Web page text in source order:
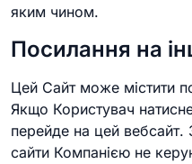
яким чином.
Посилання на
Цей Сайт може містити
Якщо Користувач
перейде на цей вебсайт.
сайти Компанією не